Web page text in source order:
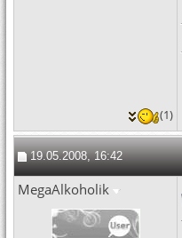
(1)
19.05.2008, 16:42
MegaAlkoholik